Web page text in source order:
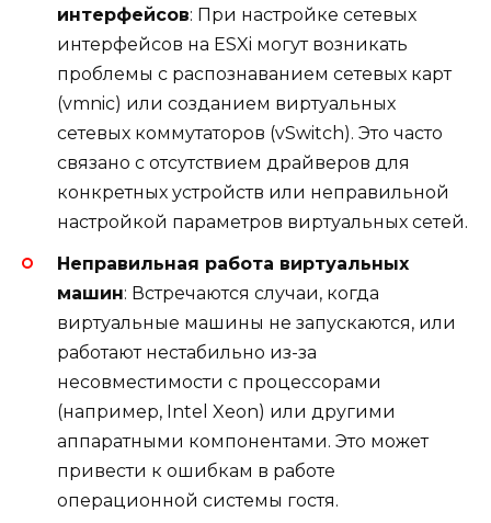
интерфейсов: При настройке сетевых
интерфейсов на ESXi могут возникать
проблемы с распознаванием сетевых карт
(vmnic) или созданием виртуальных
сетевых коммутаторов (vSwitch). Это часто
связано с отсутствием драйверов для
конкретных устройств или неправильной
настройкой параметров виртуальных сетей.
Неправильная работа виртуальных
машин: Встречаются случаи, когда
виртуальные машины не запускаются, или
работают нестабильно из-за
несовместимости с процессорами
(например, Intel Xeon) или другими
аппаратными компонентами. Это может
привести к ошибкам в работе
операционной системы гостя.